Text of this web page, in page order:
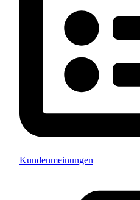
Kundenmeinungen